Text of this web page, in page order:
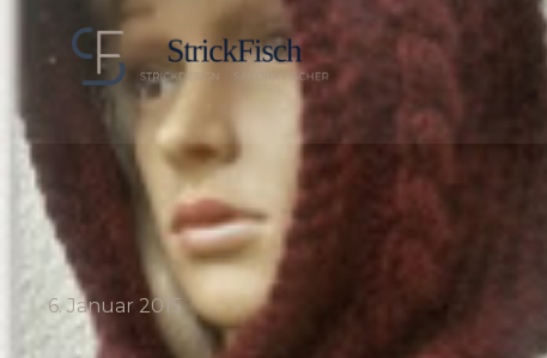
6. Januar 2015